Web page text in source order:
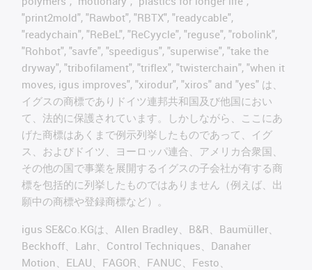
"print2mold", "Rawbot", "RBTX", "readycable",
"readychain", "ReBeL", "ReCyycle", "reguse", "robolink",
"Rohbot", "savfe", "speedigus", "superwise", "take the
dryway", "tribofilament", "triflex", "twisterchain", "when it
moves, igus improves", "xirodur", "xiros" and "yes" は、
イグスの商標でありドイツ連邦共和国及び他国におい
て、法的に保護されています。しかしながら、ここにあ
げた商標はあくまで例示列挙したものであって、イグ
ス、およびドイツ、ヨーロッパ連合、アメリカ合衆国、
その他の国で事業を展開するイグスの子会社が有する商
標を包括的に列挙したものではありません（例えば、出
願中の商標や登録商標など）。
igus SE&Co.KGは、Allen Bradley、B&R、Baumüller、
Beckhoff、Lahr、Control Techniques、Danaher
Motion、ELAU、FAGOR、FANUC、Festo、